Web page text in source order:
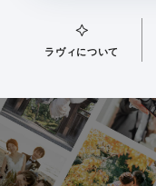
ラヴィについて